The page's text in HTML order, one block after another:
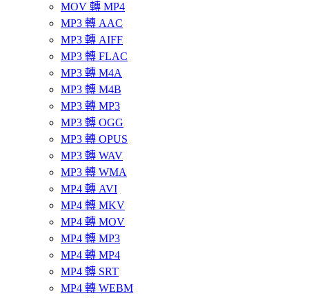
MOV 轉 MP4
MP3 轉 AAC
MP3 轉 AIFF
MP3 轉 FLAC
MP3 轉 M4A
MP3 轉 M4B
MP3 轉 MP3
MP3 轉 OGG
MP3 轉 OPUS
MP3 轉 WAV
MP3 轉 WMA
MP4 轉 AVI
MP4 轉 MKV
MP4 轉 MOV
MP4 轉 MP3
MP4 轉 MP4
MP4 轉 SRT
MP4 轉 WEBM